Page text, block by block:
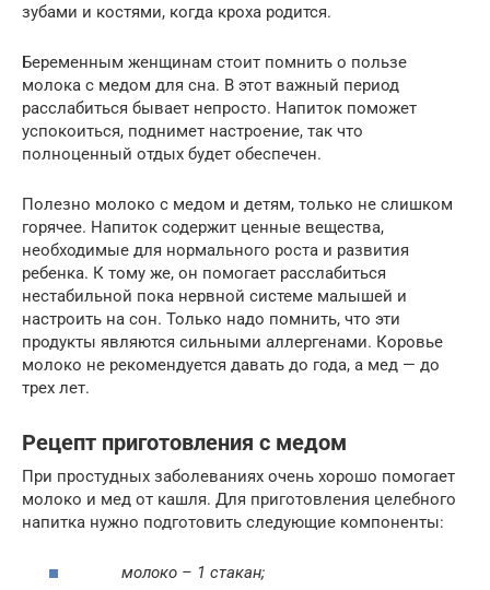
зубами и костями, когда кроха родится.
Беременным женщинам стоит помнить о пользе
молока с медом для сна. В этот важный период
расслабиться бывает непросто. Напиток поможет
успокоиться, поднимет настроение, так что
полноценный отдых будет обеспечен.
Полезно молоко с медом и детям, только не слишком
горячее. Напиток содержит ценные вещества,
необходимые для нормального роста и развития
ребенка. К тому же, он помогает расслабиться
нестабильной пока нервной системе малышей и
настроить на сон. Только надо помнить, что эти
продукты являются сильными аллергенами. Коровье
молоко не рекомендуется давать до года, а мед — до
трех лет.
Рецепт приготовления с медом
При простудных заболеваниях очень хорошо помогает
молоко и мед от кашля. Для приготовления целебного
напитка нужно подготовить следующие компоненты:
молоко – 1 стакан;